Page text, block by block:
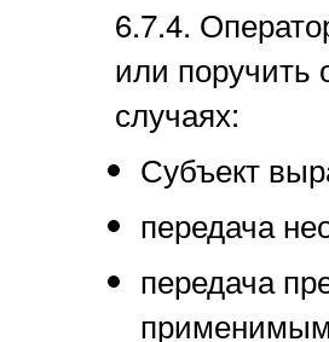
6.7.4.
или поручить
случаях:
Субъект
передача
передача
применимым